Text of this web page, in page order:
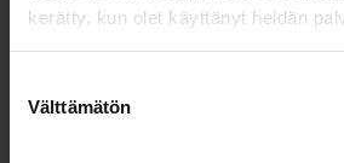
kerätty, kun olet käyttänyt heidän
valinta
Välttämätön